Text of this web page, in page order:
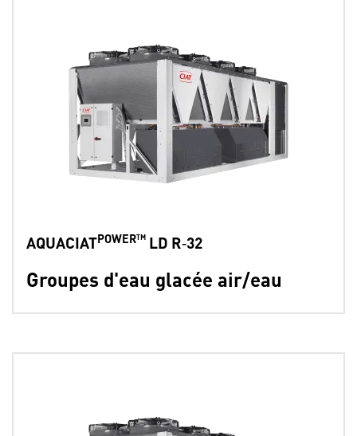
Groupes d'eau glacée air/eau
AQUACIATPOWER™ LD R‑32